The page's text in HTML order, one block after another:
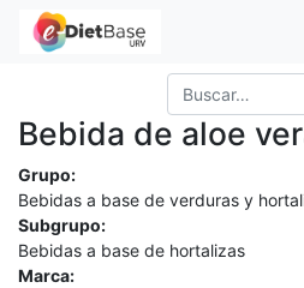
Bebida de aloe
Grupo:
Bebidas a base de verduras y
Subgrupo:
Bebidas a base de hortalizas
Marca: